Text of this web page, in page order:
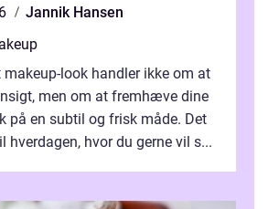
Jannik Hansen
makeup-look handler ikke om at
men om at fremhæve dine
på en subtil og frisk måde. Det
hverdagen, hvor du gerne vil s...